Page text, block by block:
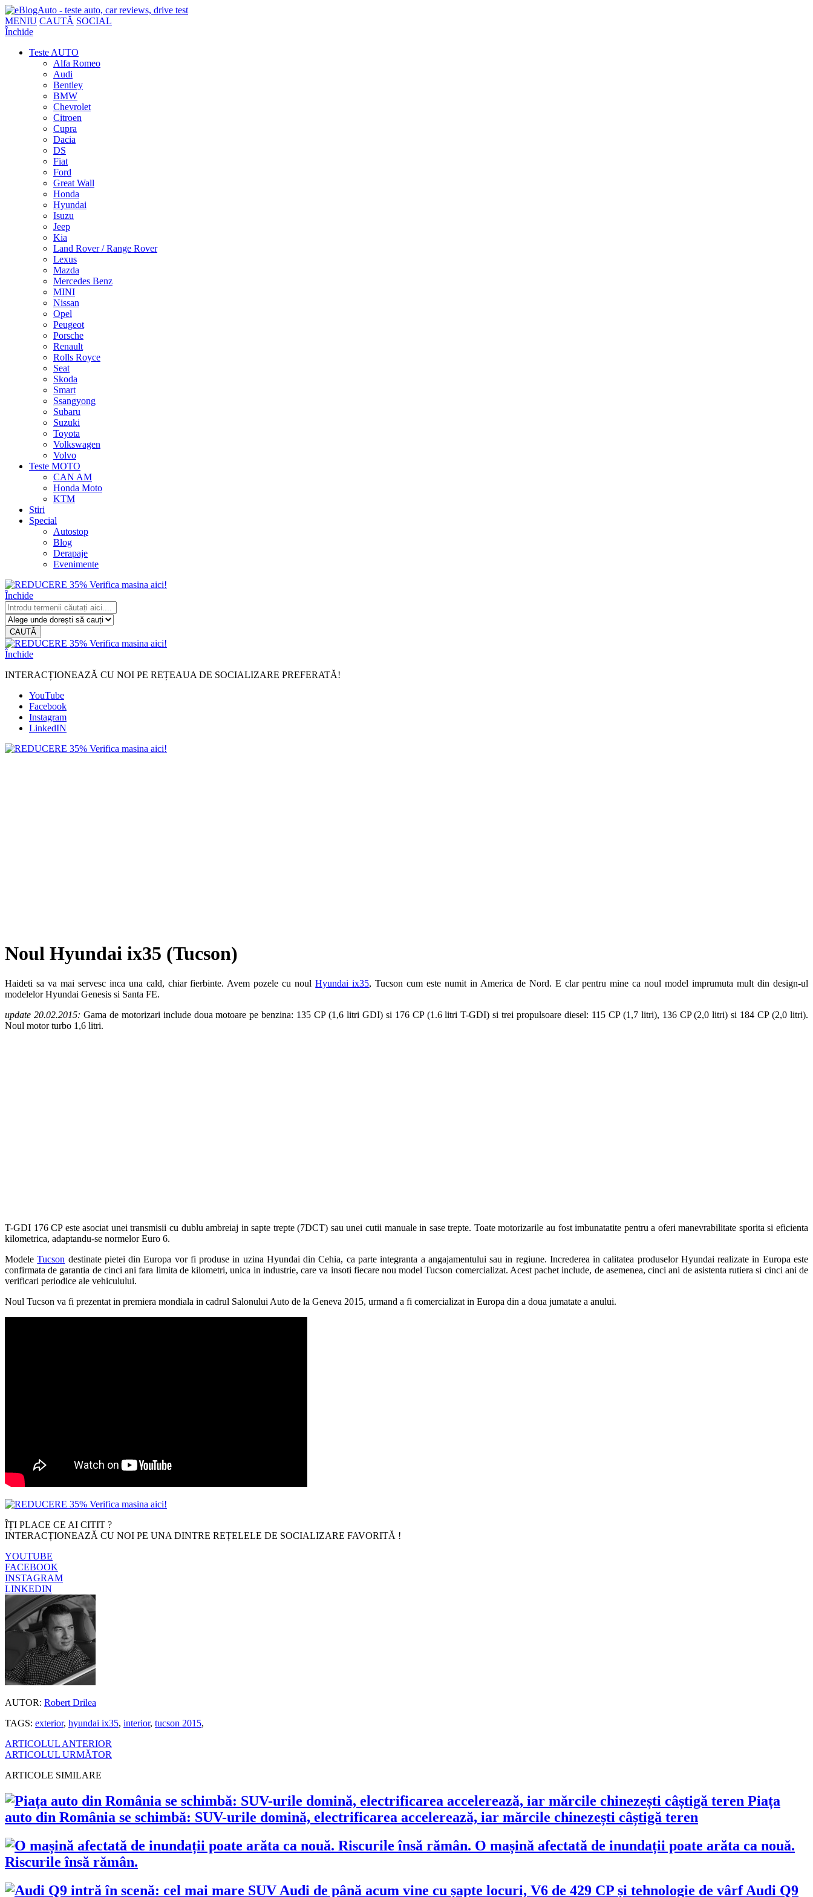
MENIU CAUTĂ SOCIAL
Închide
Teste AUTO
Alfa Romeo
Audi
Bentley
BMW
Chevrolet
Citroen
Cupra
Dacia
DS
Fiat
Ford
Great Wall
Honda
Hyundai
Isuzu
Jeep
Kia
Land Rover / Range Rover
Lexus
Mazda
Mercedes Benz
MINI
Nissan
Opel
Peugeot
Porsche
Renault
Rolls Royce
Seat
Skoda
Smart
Ssangyong
Subaru
Suzuki
Toyota
Volkswagen
Volvo
Teste MOTO
CAN AM
Honda Moto
KTM
Stiri
Special
Autostop
Blog
Derapaje
Evenimente
Închide
CAUTĂ
Închide
INTERACȚIONEAZĂ CU NOI PE REȚEAUA DE SOCIALIZARE PREFERATĂ!
YouTube
Facebook
Instagram
LinkedIN
Noul Hyundai ix35 (Tucson)
Haideti sa va mai servesc inca una cald, chiar fierbinte. Avem pozele cu noulHyundai ix35, Tucson cum este numit in America de Nord. E clar pentru mine ca noul model imprumuta mult din design-ul
modelelor Hyundai Genesis si Santa FE.
update 20.02.2015: Gama de motorizari include doua motoare pe benzina: 135 CP (1,6 litri GDI) si 176 CP (1.6 litri T-GDI) si trei propulsoare diesel: 115 CP (1,7 litri), 136 CP (2,0 litri) si 184 CP (2,0 litri).
Noul motor turbo 1,6 litri.
T-GDI 176 CP este asociat unei transmisii cu dublu ambreiaj in sapte trepte (7DCT) sau unei cutii manuale in sase trepte. Toate motorizarile au fost imbunatatite pentru a oferi manevrabilitate sporita si eficienta
kilometrica, adaptandu-se normelor Euro 6.
ModeleTucson destinate pietei din Europa vor fi produse in uzina Hyundai din Cehia, ca parte integranta a angajamentului sau in regiune. Increderea in calitatea produselor Hyundai realizate in Europa este
confirmata de garantia de cinci ani fara limita de kilometri, unica in industrie, care va insoti fiecare nou model Tucson comercializat. Acest pachet include, de asemenea, cinci ani de asistenta rutiera si cinci ani de
verificari periodice ale vehiculului.
Noul Tucson va fi prezentat in premiera mondiala in cadrul Salonului Auto de la Geneva 2015, urmand a fi comercializat in Europa din a doua jumatate a anului.
ÎȚI PLACE CE AI CITIT ?
INTERACȚIONEAZĂ CU NOI PE UNA DINTRE REȚELELE DE SOCIALIZARE FAVORITĂ !
YOUTUBE
FACEBOOK
INSTAGRAM
LINKEDIN
AUTOR: Robert Drilea
TAGS: exterior, hyundai ix35, interior, tucson 2015,
ARTICOLUL ANTERIOR
ARTICOLUL URMĂTOR
ARTICOLE SIMILARE
Piața
auto din România se schimbă: SUV-urile domină, electrificarea accelerează, iar mărcile chinezești câștigă teren
O mașină afectată de inundații poate arăta ca nouă.
Riscurile însă rămân.
Audi Q9